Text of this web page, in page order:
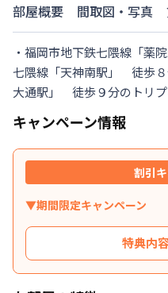
部屋概要 間取図・写真
・福岡市地下鉄七隈線「薬
七隈線「天神南駅」　徒歩
大通駅」　徒歩９分のトリ
キャンペーン情報
割引
▼期間限定キャンペーン
特典内